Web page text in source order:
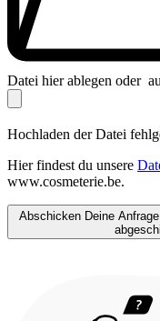
Datei hier ablegen oder
Hochladen der Datei
Hier findest du unsere
www.cosmeterie.be.
Abschicken Deine